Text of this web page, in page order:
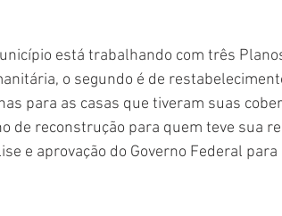
está trabalhando com três
o segundo é de
para as casas que tiveram suas
de reconstrução para quem teve sua
e aprovação do Governo Federal